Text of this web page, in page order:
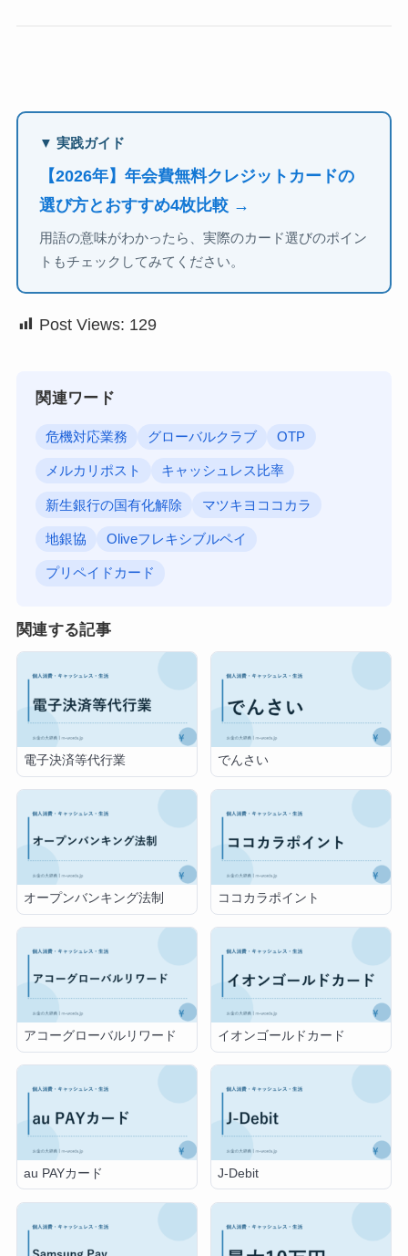
▼ 実践ガイド
【2026年】年会費無料クレジットカードの
選び方とおすすめ4枚比較 →
用語の意味がわかったら、実際のカード選びのポイン
トもチェックしてみてください。
Post Views: 129
関連ワード
危機対応業務 グローバルクラブ OTP
メルカリポスト キャッシュレス比率
新生銀行の国有化解除 マツキヨココカラ
地銀協 Oliveフレキシブルペイ
プリペイドカード
関連する記事
電子決済等代行業 でんさい
オープンバンキング法制 ココカラポイント
アコーグローバルリワード イオンゴールドカード
au PAYカード J-Debit